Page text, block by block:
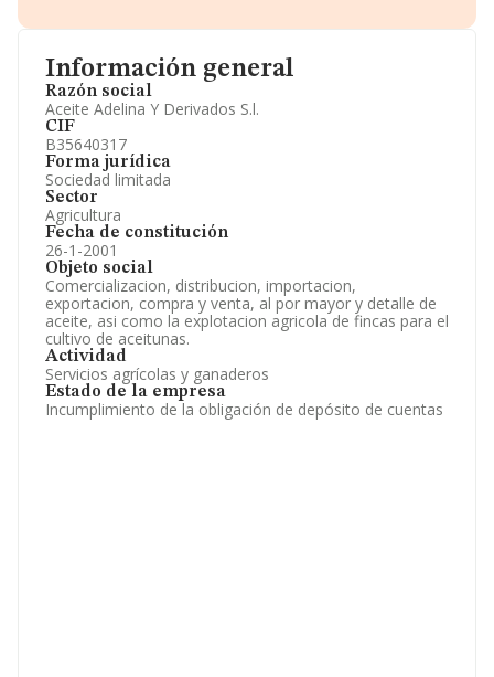
Información general
Razón social
Aceite Adelina Y Derivados S.l.
CIF
B35640317
Forma jurídica
Sociedad limitada
Sector
Agricultura
Fecha de constitución
26-1-2001
Objeto social
Comercializacion, distribucion, importacion,
exportacion, compra y venta, al por mayor y detalle de
aceite, asi como la explotacion agricola de fincas para el
cultivo de aceitunas.
Actividad
Servicios agrícolas y ganaderos
Estado de la empresa
Incumplimiento de la obligación de depósito de cuentas
Información oficial y registral complementaria.